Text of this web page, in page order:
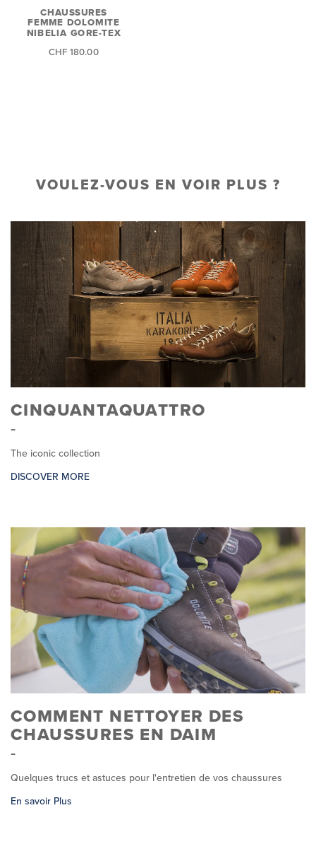
CHAUSSURES
FEMME DOLOMITE
NIBELIA GORE-TEX
CHF 180.00
VOULEZ-VOUS EN VOIR PLUS ?
CINQUANTAQUATTRO
The iconic collection
DISCOVER MORE
COMMENT NETTOYER DES
CHAUSSURES EN DAIM
Quelques trucs et astuces pour l'entretien de vos chaussures
En savoir Plus